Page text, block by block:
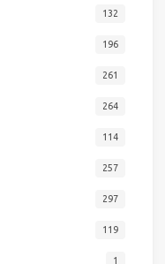
132
196
261
264
114
257
297
119
1